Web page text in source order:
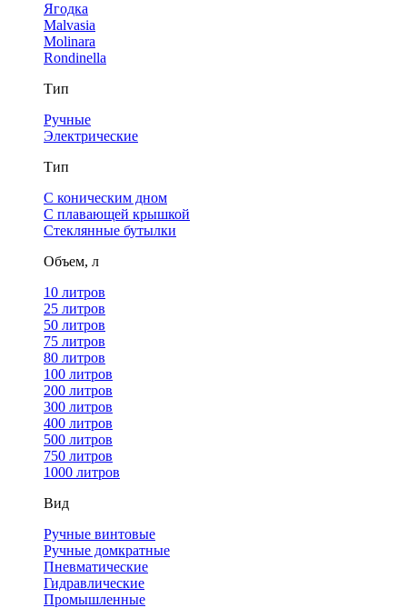
Ягодка
Malvasia
Molinara
Rondinella
Тип
Ручные
Электрические
Тип
С коническим дном
С плавающей крышкой
Стеклянные бутылки
Объем, л
10 литров
25 литров
50 литров
75 литров
80 литров
100 литров
200 литров
300 литров
400 литров
500 литров
750 литров
1000 литров
Вид
Ручные винтовые
Ручные домкратные
Пневматические
Гидравлические
Промышленные